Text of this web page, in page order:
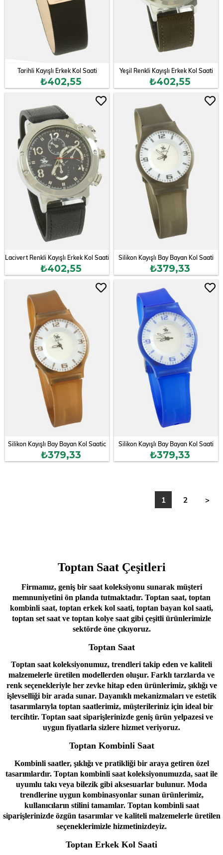
Tarihli Kayışlı Erkek Kol Saati
₺402,55
Yeşil Renkli Kayışlı Erkek Kol Saati
₺402,55
Lacivert Renkli Kayışlı Erkek Kol Saati
₺402,55
Silikon Kayışlı Bay Bayan Kol Saati
₺379,33
Silikon Kayışlı Bay Bayan Kol Saatic
₺379,33
Silikon Kayışlı Bay Bayan Kol Saati
₺379,33
1 2 >
Toptan Saat Çeşitleri
Firmamız, geniş bir saat koleksiyonu sunarak müşteri
memnuniyetini ön planda tutmaktadır. Toptan saat, toptan
kombinli saat, toptan erkek kol saati, toptan bayan kol saati,
toptan set saat ve toptan kolye saat gibi çeşitli ürünlerimizle
sektörde öne çıkıyoruz.
Toptan Saat
Toptan saat koleksiyonumuz, trendleri takip eden ve kaliteli
malzemelerle üretilen modellerden oluşur. Farklı tarzlarda ve
renk seçenekleriyle her zevke hitap eden ürünlerimiz, şıklığı ve
işlevselliği bir arada sunar. Dayanıklı mekanizmaları ve estetik
tasarımlarıyla toptan saatlerimiz, müşterileriniz için ideal bir
tercihtir. Toptan saat siparişlerinizde geniş ürün yelpazesi ve
uygun fiyatlarla sizlere hizmet veriyoruz.
Toptan Kombinli Saat
Kombinli saatler, şıklığı ve pratikliği bir araya getiren özel
tasarımlardır. Toptan kombinli saat koleksiyonumuzda, saat ile
uyumlu takı veya bilezik gibi aksesuarlar bulunur. Moda
trendlerine uygun kombinasyonlar sunan ürünlerimiz,
kullanıcıların stilini tamamlar. Toptan kombinli saat
siparişlerinizde özgün tasarımlar ve kaliteli malzemelerle üretilen
seçeneklerimizle hizmetinizdeyiz.
Toptan Erkek Kol Saati